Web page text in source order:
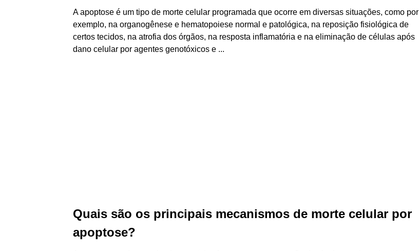
A apoptose é um tipo de morte celular programada que ocorre em diversas situações, como por
exemplo, na organogênese e hematopoiese normal e patológica, na reposição fisiológica de
certos tecidos, na atrofia dos órgãos, na resposta inflamatória e na eliminação de células após
dano celular por agentes genotóxicos e ...
Quais são os principais mecanismos de morte celular por
apoptose?